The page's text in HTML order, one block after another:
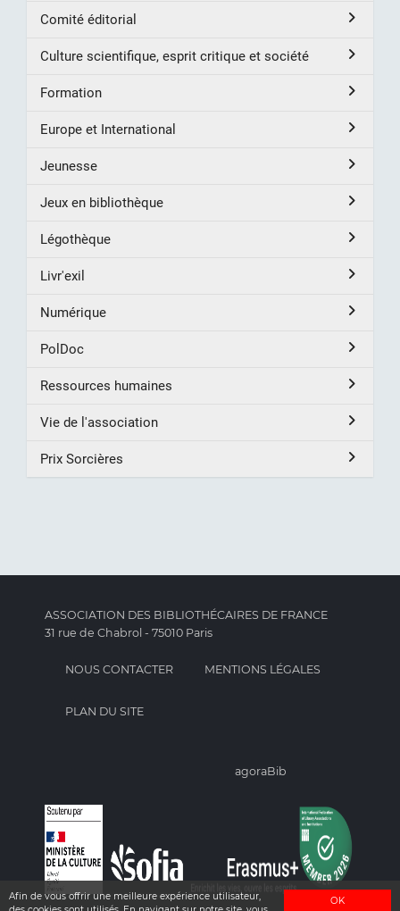
OK
Afin de vous offrir une meilleure expérience utilisateur,
Comité éditorial
Culture scientifique, esprit critique et société
Formation
Europe et International
Jeunesse
Jeux en bibliothèque
Légothèque
Livr'exil
Numérique
PolDoc
Ressources humaines
Vie de l'association
Prix Sorcières
ASSOCIATION DES BIBLIOTHÉCAIRES DE FRANCE
31 rue de Chabrol - 75010 Paris
NOUS CONTACTER MENTIONS LÉGALES
PLAN DU SITE
agoraBib